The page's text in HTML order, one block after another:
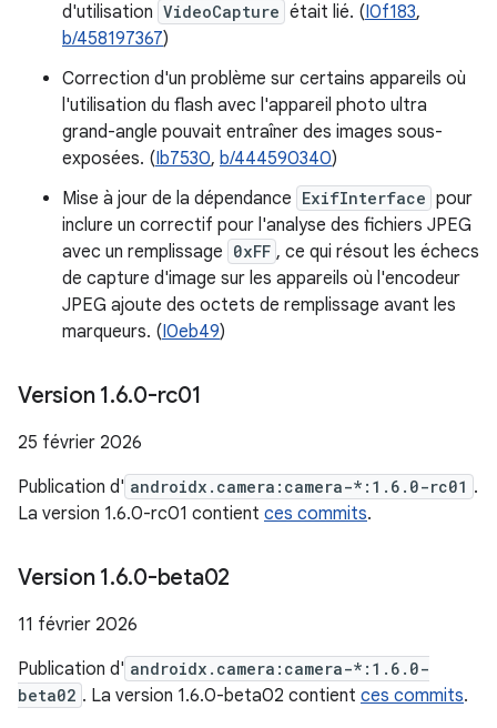
d'utilisation VideoCapture était lié. (I0f183,
b/458197367)
Correction d'un problème sur certains appareils où
l'utilisation du flash avec l'appareil photo ultra
grand-angle pouvait entraîner des images sous-
exposées. (Ib7530, b/444590340)
Mise à jour de la dépendance ExifInterface pour
inclure un correctif pour l'analyse des fichiers JPEG
avec un remplissage 0xFF , ce qui résout les échecs
de capture d'image sur les appareils où l'encodeur
JPEG ajoute des octets de remplissage avant les
marqueurs. (I0eb49)
Version 1.6.0-rc01
25 février 2026
Publication d' androidx.camera:camera-*:1.6.0-rc01 .
La version 1.6.0-rc01 contient ces commits.
Version 1.6.0-beta02
11 février 2026
Publication d' androidx.camera:camera-*:1.6.0-
beta02 . La version 1.6.0-beta02 contient ces commits.